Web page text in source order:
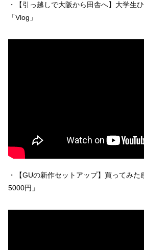
・【引っ越しで大阪から田舎へ】大学生
「Vlog」
・【GUの新作セットアップ】買ってみ
5000円」